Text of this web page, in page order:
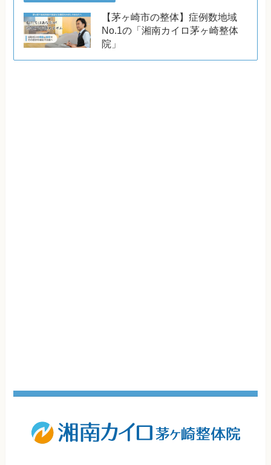
【茅ヶ崎市の整体】症例数地域
No.1の「湘南カイロ茅ヶ崎整体
院」